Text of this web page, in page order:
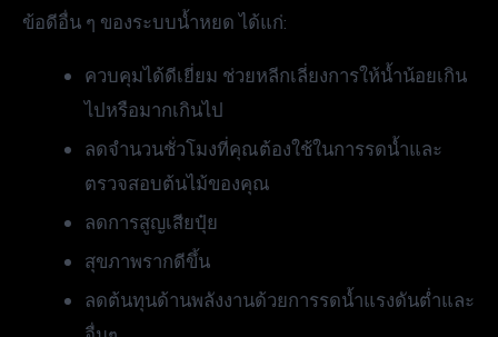
ข้อดีอื่น ๆ ของระบบน้ำหยด ได้แก่:
ควบคุมได้ดีเยี่ยม ช่วยหลีกเลี่ยงการให้น้ำน้อยเกิน
ไปหรือมากเกินไป
ลดจำนวนชั่วโมงที่คุณต้องใช้ในการรดน้ำและ
ตรวจสอบต้นไม้ของคุณ
ลดการสูญเสียปุ๋ย
สุขภาพรากดีขึ้น
ลดต้นทุนด้านพลังงานด้วยการรดน้ำแรงดันต่ำและ